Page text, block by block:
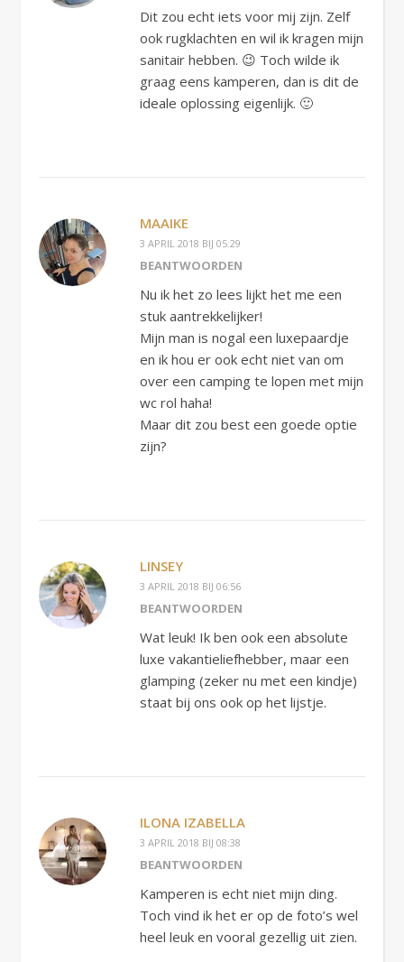
Dit zou echt iets voor mij zijn. Zelf
ook rugklachten en wil ik kragen mijn
sanitair hebben. 😉 Toch wilde ik
graag eens kamperen, dan is dit de
ideale oplossing eigenlijk. 🙂
MAAIKE
3 APRIL 2018 BIJ 05:29
BEANTWOORDEN
Nu ik het zo lees lijkt het me een
stuk aantrekkelijker!
Mijn man is nogal een luxepaardje
en ik hou er ook echt niet van om
over een camping te lopen met mijn
wc rol haha!
Maar dit zou best een goede optie
zijn?
LINSEY
3 APRIL 2018 BIJ 06:56
BEANTWOORDEN
Wat leuk! Ik ben ook een absolute
luxe vakantieliefhebber, maar een
glamping (zeker nu met een kindje)
staat bij ons ook op het lijstje.
ILONA IZABELLA
3 APRIL 2018 BIJ 08:38
BEANTWOORDEN
Kamperen is echt niet mijn ding.
Toch vind ik het er op de foto’s wel
heel leuk en vooral gezellig uit zien.